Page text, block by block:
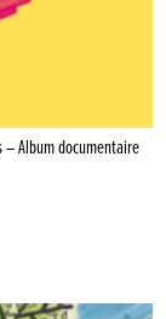
– Album documentaire